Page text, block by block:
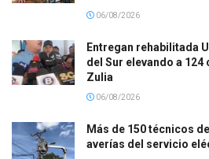
06/08/2026
Entregan rehabilitada
del Sur elevando a
Zulia
06/08/2026
Más de 150 técnicos
averías del servicio